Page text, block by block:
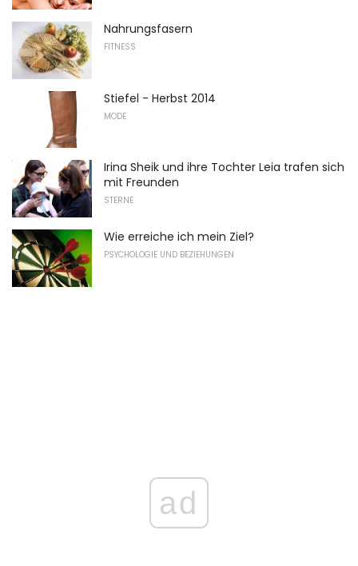
Nahrungsfasern
FITNESS
Stiefel - Herbst 2014
MODE
Irina Sheik und ihre Tochter Leia trafen sich
mit Freunden
STERNE
Wie erreiche ich mein Ziel?
PSYCHOLOGIE UND BEZIEHUNGEN
ad